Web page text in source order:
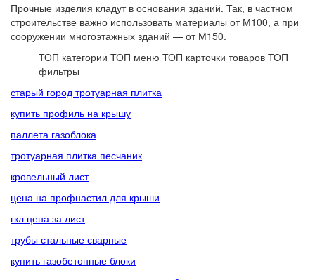
Прочные изделия кладут в основания зданий. Так, в частном
строительстве важно использовать материалы от М100, а при
сооружении многоэтажных зданий — от М150.
ТОП категории ТОП меню ТОП карточки товаров ТОП
фильтры
старый город тротуарная плитка
купить профиль на крышу
паллета газоблока
тротуарная плитка песчаник
кровельный лист
цена на профнастил для крыши
гкл цена за лист
трубы стальные сварные
купить газобетонные блоки